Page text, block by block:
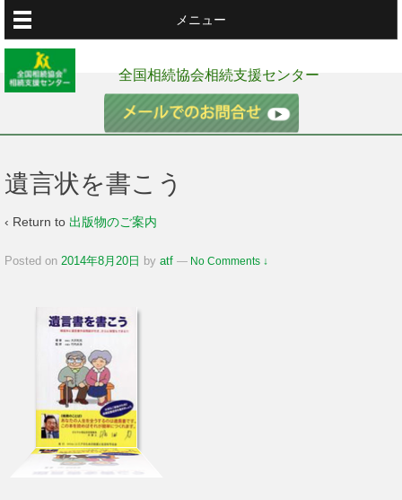
メニュー
全国相続協会相続支援センター
遺言状を書こう
‹ Return to 出版物のご案内
Posted on 2014年8月20日 by atf — No Comments ↓